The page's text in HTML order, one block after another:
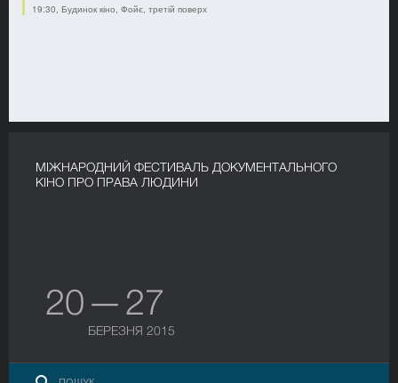
19:30, Будинок кіно, Фойє, третій поверх
МІЖНАРОДНИЙ ФЕСТИВАЛЬ ДОКУМЕНТАЛЬНОГО
КІНО ПРО ПРАВА ЛЮДИНИ
20 — 27
БЕРЕЗНЯ 2015